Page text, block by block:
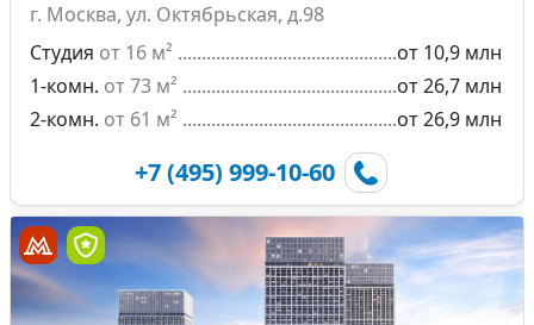
г. Москва, ул. Октябрьская, д.98
Студия от 16 м²
от 10,9 млн
1-комн. от 73 м²
от 26,7 млн
2-комн. от 61 м² от 26,9 млн
+7 (495) 999-10-60